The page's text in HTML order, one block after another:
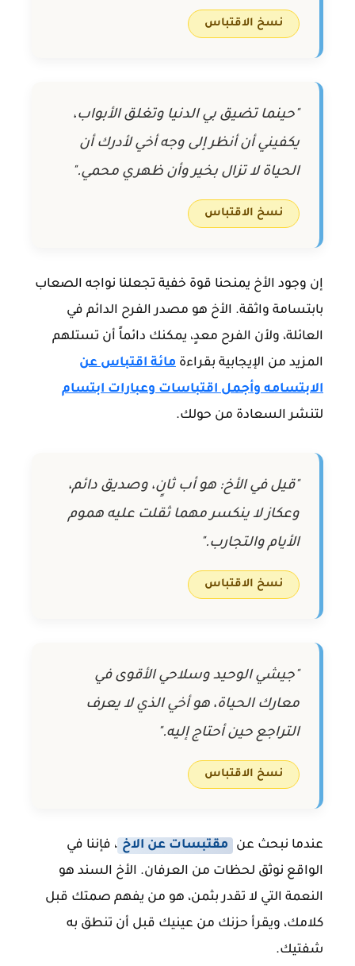
نسخ الاقتباس
"حينما تضيق بي الدنيا وتغلق الأبواب،
يكفيني أن أنظر إلى وجه أخي لأدرك أن
الحياة لا تزال بخير وأن ظهري محمي."
نسخ الاقتباس
إن وجود الأخ يمنحنا قوة خفية تجعلنا نواجه الصعاب
بابتسامة واثقة. الأخ هو مصدر الفرح الدائم في
العائلة، ولأن الفرح معدٍ، يمكنك دائماً أن تستلهم
المزيد من الإيجابية بقراءة مائة اقتباس عن
الابتسامه وأجمل اقتباسات وعبارات ابتسام
لتنشر السعادة من حولك.
"قيل في الأخ: هو أب ثانٍ، وصديق دائم،
وعكاز لا ينكسر مهما ثقلت عليه هموم
الأيام والتجارب."
نسخ الاقتباس
"جيشي الوحيد وسلاحي الأقوى في
معارك الحياة، هو أخي الذي لا يعرف
التراجع حين أحتاج إليه."
نسخ الاقتباس
عندما نبحث عن مقتبسات عن الاخ ، فإننا في
الواقع نوثق لحظات من العرفان. الأخ السند هو
النعمة التي لا تقدر بثمن، هو من يفهم صمتك قبل
كلامك، ويقرأ حزنك من عينيك قبل أن تنطق به
شفتيك.